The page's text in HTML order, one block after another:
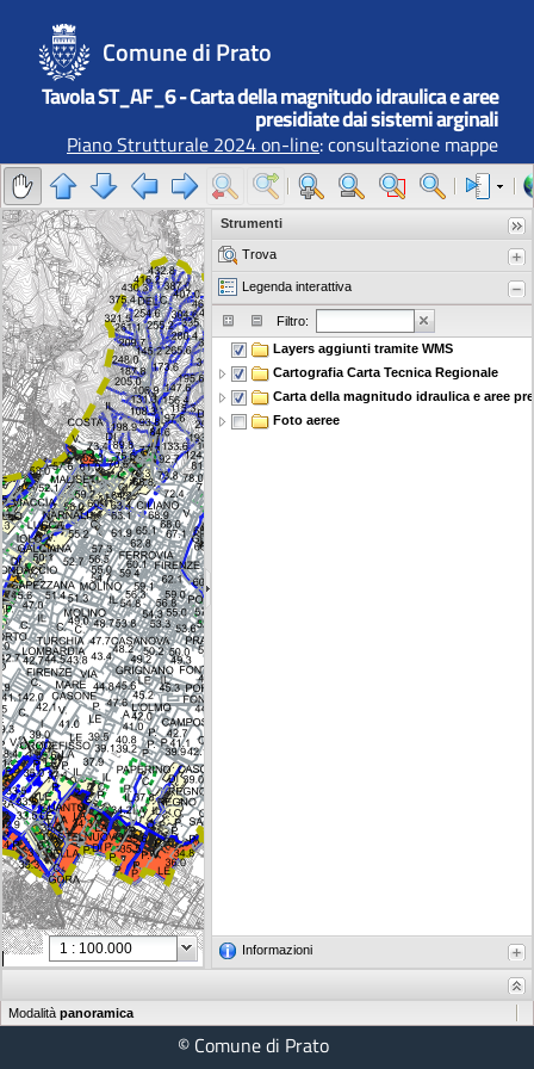
Comune di Prato
Tavola ST_AF_6 - Carta della magnitudo idraulica e aree
presidiate dai sistemi arginali
Piano Strutturale 2024 on-line: consultazione mappe
Strumenti
Trova
Legenda interattiva
Filtro:
Layers aggiunti tramite WMS
Cartografia Carta Tecnica Regionale
Carta della magnitudo idraulica e aree
Foto aeree
Informazioni
Scala
Modalità panoramica
© Comune di Prato